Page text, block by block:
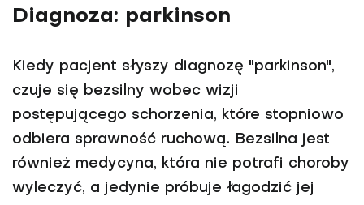
Diagnoza: parkinson
Kiedy pacjent słyszy diagnozę "parkinson",
czuje się bezsilny wobec wizji
postępującego schorzenia, które stopniowo
odbiera sprawność ruchową. Bezsilna jest
również medycyna, która nie potrafi choroby
wyleczyć, a jedynie próbuje łagodzić jej